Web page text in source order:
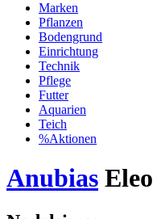
Marken
Pflanzen
Bodengrund
Einrichtung
Technik
Pflege
Futter
Aquarien
Teich
%Aktionen
Anubias